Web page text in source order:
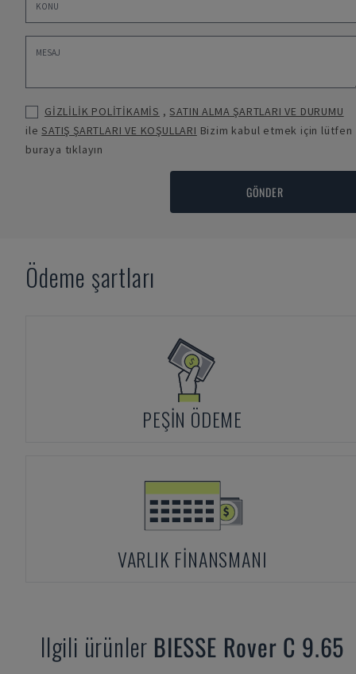
GİZLİLİK POLİTİKAMİS ,SATIN ALMA ŞARTLARI VE DURUMU
ileSATIŞ ŞARTLARI VE KOŞULLARI Bizim kabul etmek için lütfen
buraya tıklayın
GÖNDER
Ödeme şartları
PEŞIN ÖDEME
VARLIK FINANSMANI
Ilgili ürünler BIESSE Rover C 9.65